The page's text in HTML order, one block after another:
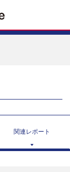
関連レポート